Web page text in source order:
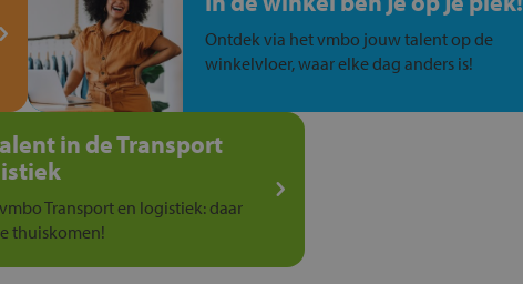
Ontdek via het vmbo jouw talent op de
winkelvloer, waar elke dag anders is!
in de Transport
Transport en logistiek: daar
thuiskomen!